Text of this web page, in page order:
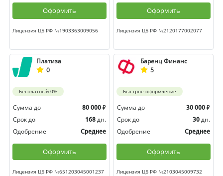
Оформить
Лицензия ЦБ РФ №1903363009056
Оформить
Лицензия ЦБ РФ №2120177002077
Платиза
0
Бесплатный 0%
Сумма до 80 000 ₽
Срок до
168 дн.
Одобрение
Среднее
Оформить
Лицензия ЦБ РФ №651203045001237
Баренц Финанс
5
Быстрое оформление
Сумма до 30 000 ₽
Срок до
30 дн.
Одобрение
Среднее
Оформить
Лицензия ЦБ РФ №2103045009732